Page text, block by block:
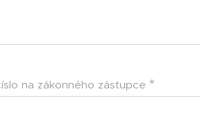
na zákonného zástupce